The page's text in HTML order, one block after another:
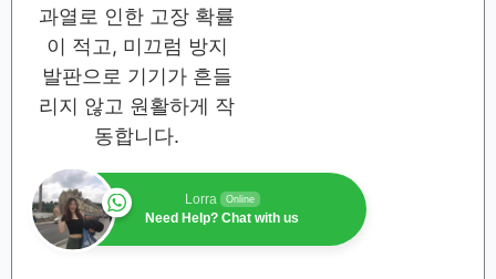
과열로 인한 고장 확률
이 적고, 미끄럼 방지
발판으로 기기가 흔들
리지 않고 원활하게 작
동합니다.
Lorra Online
Need Help? Chat with us